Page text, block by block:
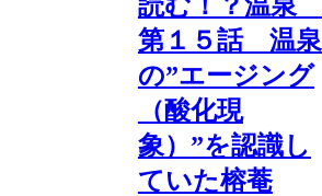
第１５話 温泉
の”エージング
（酸化現
象）”を認識し
ていた榕菴